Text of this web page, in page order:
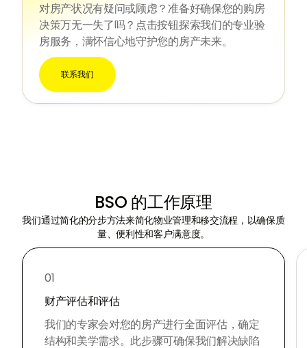
对房产状况有疑问或顾虑？准备好确保您的购房
决策万无一失了吗？点击按钮探索我们的专业验
房服务，满怀信心地守护您的房产未来。
联系我们
BSO 的工作原理
我们通过简化的分步方法来简化物业管理和移交流程，以确保质
量、便利性和客户满意度。
01
财产评估和评估
我们的专家会对您的房产进行全面评估，确定
结构和美学需求。此步骤可确保我们解决缺陷